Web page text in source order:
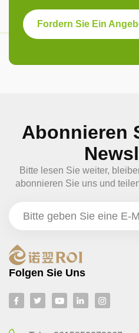
Fordern Sie Ein
Abonnieren
Bitte lesen Sie weiter,
abonnieren Sie uns und
Folgen Sie Uns